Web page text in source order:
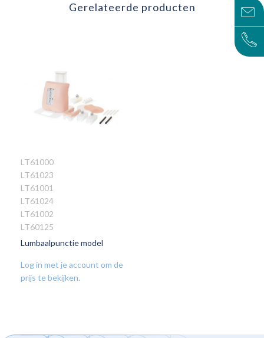
Gerelateerde producten
VOEG
TOE
AAN
VERLANGLIJST
LT61000
LT61023
LT61001
LT61024
LT61002
LT60125
Lumbaalpunctie model
Log in met je account om de
prijs te bekijken.